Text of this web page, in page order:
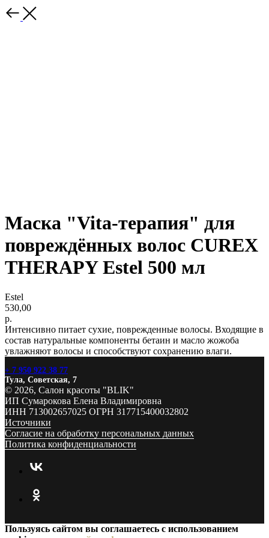
Маска "Vita-терапия" для
повреждённых волос CUREX
THERAPY Estel 500 мл
Estel
530,00
р.
Интенсивно питает сухие, поврежденные волосы. Входящие в
состав натуральные компоненты бетаин и масло жожоба
увлажняют волосы и способствуют сохранению влаги.
+ 7 950 922 38 77
Тула, Советская, 7
© 2026, Салон красоты "BLIK"
ИП Сумарокова Елена Владимировна
ИНН 713002657025 ОГРН 317715400032802
Источники
Согласие на обработку персональных данных
Политика конфиденциальности
Пользуясь сайтом вы соглашаетесь с использованием